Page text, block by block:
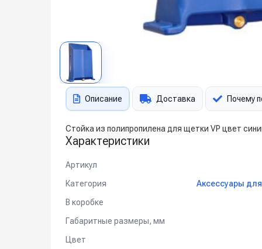
Описание Доставка Почему
Стойка из полипропилена для щетки VP цвет
Характеристики
Артикул
Категория
Аксессуары
В коробке
Габаритные размеры, мм
Цвет